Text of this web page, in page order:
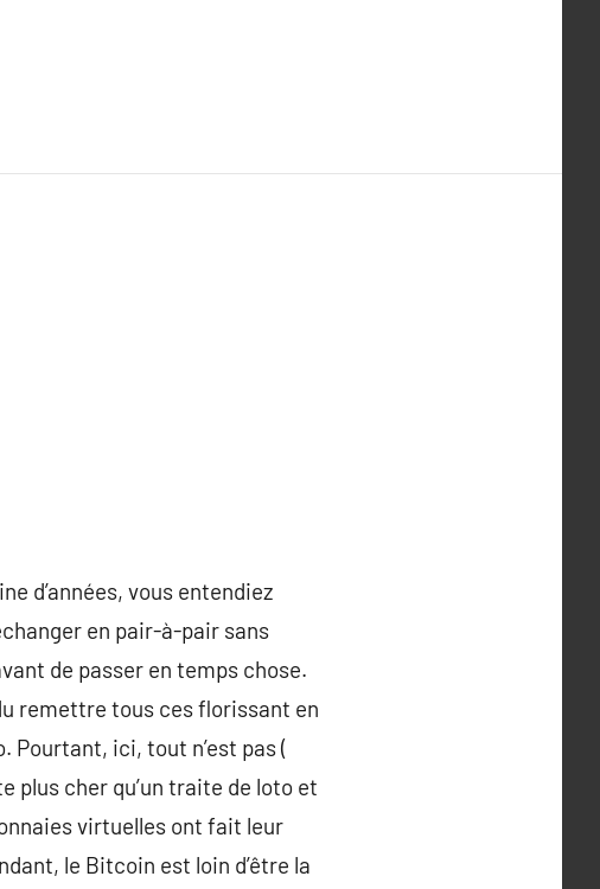
d’années, vous entendiez
en pair-à-pair sans
de passer en temps chose.
remettre tous ces florissant en
Pourtant, ici, tout n’est pas (
plus cher qu’un traite de loto et
virtuelles ont fait leur
le Bitcoin est loin d’être la